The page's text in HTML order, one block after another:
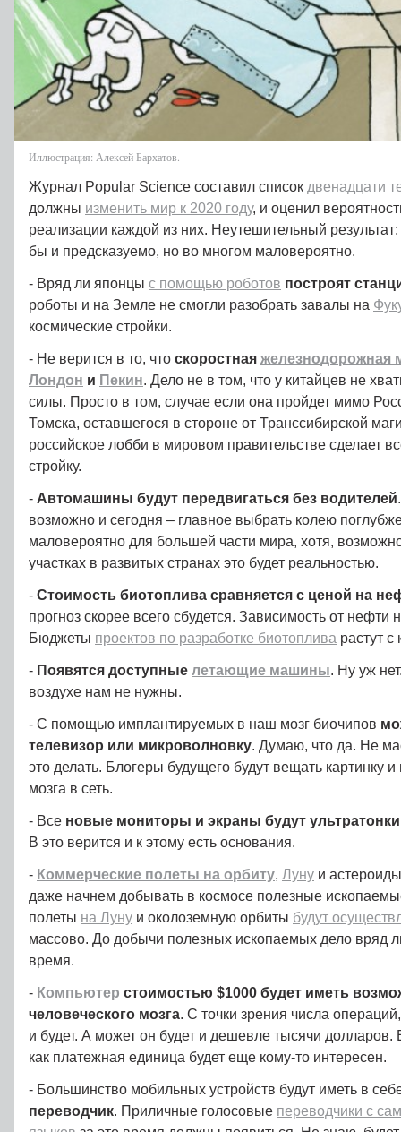
Иллюстрация: Алексей Бархатов.
Журнал Popular Science составил список двенадцати
должны изменить мир к 2020 году, и оценил
реализации каждой из них. Неутешительный
бы и предсказуемо, но во многом маловероятно.
- Вряд ли японцы с помощью роботов построят
роботы и на Земле не смогли разобрать завалы на
космические стройки.
- Не верится в то, что скоростная железнодорожная
Лондон и Пекин. Дело не в том, что у китайцев не
силы. Просто в том, случае если она пройдет мимо
Томска, оставшегося в стороне от Транссибирской
российское лобби в мировом правительстве сделает
стройку.
- Автомашины будут передвигаться без водителей
возможно и сегодня – главное выбрать колею
маловероятно для большей части мира, хотя,
участках в развитых странах это будет реальностью.
- Стоимость биотоплива сравняется с ценой на
прогноз скорее всего сбудется. Зависимость от нефти
Бюджеты проектов по разработке биотоплива растут
- Появятся доступные летающие машины. Ну уж
воздухе нам не нужны.
- С помощью имплантируемых в наш мозг биочипов
телевизор или микроволновку. Думаю, что да. Не
это делать. Блогеры будущего будут вещать картинку
мозга в сеть.
- Все новые мониторы и экраны будут
В это верится и к этому есть основания.
- Коммерческие полеты на орбиту, Луну и
даже начнем добывать в космосе полезные
полеты на Луну и околоземную орбиты будут
массово. До добычи полезных ископаемых дело вряд
время.
- Компьютер стоимостью $1000 будет иметь
человеческого мозга. С точки зрения числа
и будет. А может он будет и дешевле тысячи долларов.
как платежная единица будет еще кому-то интересен.
- Большинство мобильных устройств будут иметь в
переводчик. Приличные голосовые переводчики с